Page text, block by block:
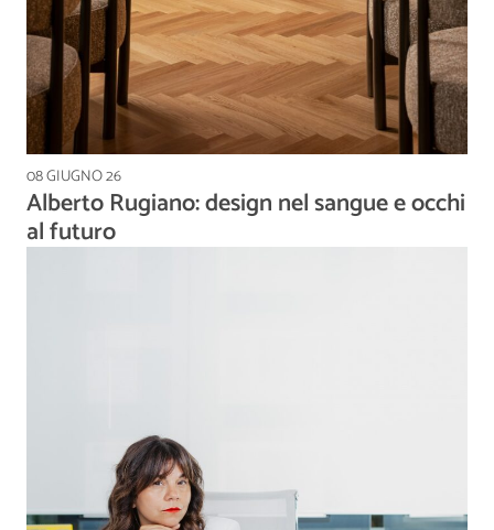
08 GIUGNO 26
Alberto Rugiano: design nel sangue e occhi
al futuro